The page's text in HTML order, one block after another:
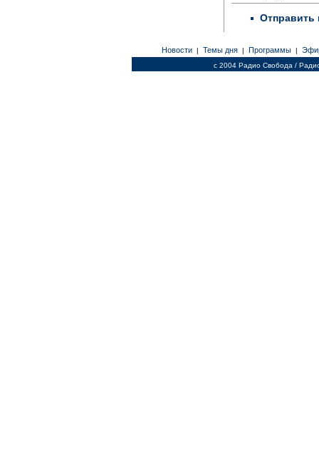
Отправить
Новости | Темы дня | Программы |
c 2004 Радио Свобода /